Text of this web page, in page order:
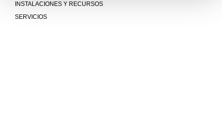
INSTALACIONES Y RECURSOS
SERVICIOS